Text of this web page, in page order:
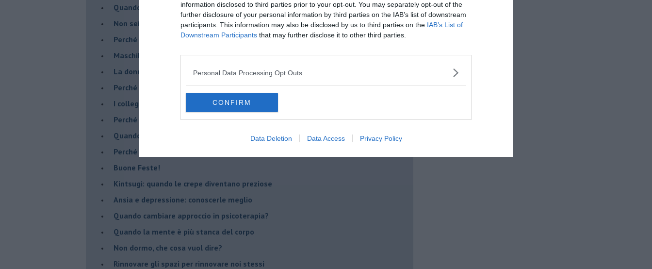
information disclosed to third parties prior to your opt-out. You may separately opt-out of the
further disclosure of your personal information by third parties on the IAB’s list of downstream
participants. This information may also be disclosed by us to third parties on the IAB’s List of
Downstream Participants that may further disclose it to other third parties.
Personal Data Processing Opt Outs
CONFIRM
Data Deletion Data Access Privacy Policy
​Quando la rigidità del terapeuta è fondamentale
​Non sei indietro, stai seguendo il tuo tempo
​Perché abbiamo bisogno di Sanremo?
​Maschilismo inconsapevole
​La donna può scegliere di non essere madre!
​Perché abbiamo così bisogno di supereroi?
​I collegamenti tra filosofia e psicologia
​Perché tutti si sentono in dovere di dire la loro
​Quando crescere troppo presto diventa un peso
​Perché non impariamo mai dagli errori?
​Buone Feste!
​Kintsugi: quando le crepe diventano preziose
Ansia e depressione: conoscerle meglio
Quando cambiare approccio in psicoterapia?
​Quando la mente è più stanca del corpo
Non dormo, che cosa vuol dire?
​Rinnovare gli spazi per rinnovare noi stessi